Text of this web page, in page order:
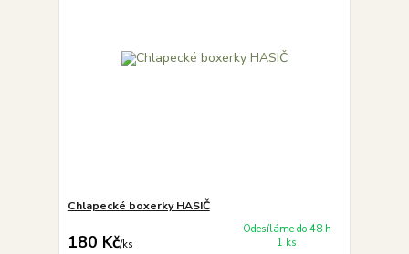
Chlapecké boxerky HASIČ
180 Kč/ks
Odesíláme do 48 h
1 ks